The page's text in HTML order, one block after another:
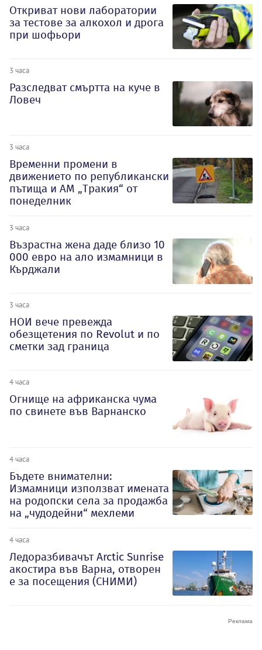
Откриват нови лаборатории
за тестове за алкохол и дрога
при шофьори
3 часа
Разследват смъртта на куче в
Ловеч
3 часа
Временни промени в
движението по републикански
пътища и АМ „Тракия“ от
понеделник
3 часа
Възрастна жена даде близо 10
000 евро на ало измамници в
Кърджали
3 часа
НОИ вече превежда
обезщетения по Revolut и по
сметки зад граница
4 часа
Огнище на африканска чума
по свинете във Варнанско
4 часа
Бъдете внимателни:
Измамници използват имената
на родопски села за продажба
на „чудодейни“ мехлеми
4 часа
Ледоразбивачът Arctic Sunrise
акостира във Варна, отворен
е за посещения (СНИМИ)